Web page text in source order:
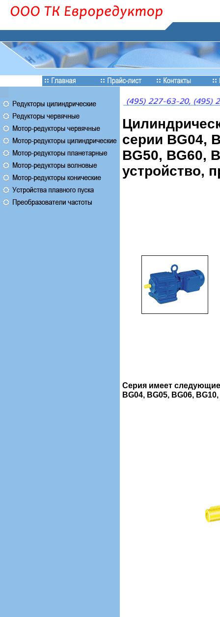
серии BG04,
BG50, BG60,
устройство,
Серия имеет
BG04, BG05, BG06,